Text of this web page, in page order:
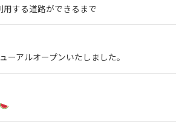
する道路ができるまで
ーアルオープンいたしました。